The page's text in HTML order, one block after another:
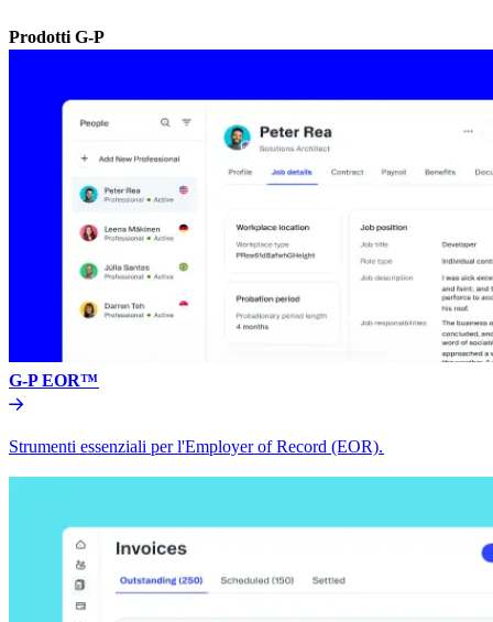
Prodotti G-P​​
G-P EOR™​​
Strumenti essenziali per l'Employer of Record (EOR).​​